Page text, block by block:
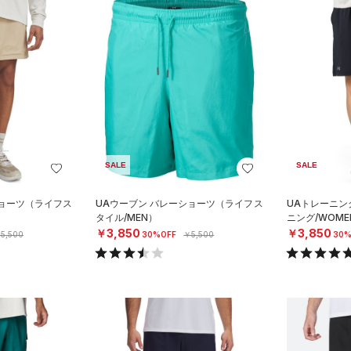
ーツ（ライフス
5,500
SALE
UAウーブン バレーショーツ（ライフス
タイル/MEN）
￥3,850 30%OFF ￥5,500
SALE
UAトレーニン
ニング/
￥3,850